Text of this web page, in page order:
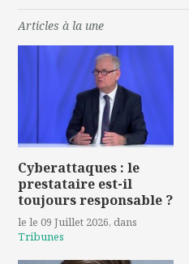
Articles à la une
Cyberattaques : le
prestataire est-il
toujours responsable ?
le le 09 Juillet 2026, dans
Tribunes